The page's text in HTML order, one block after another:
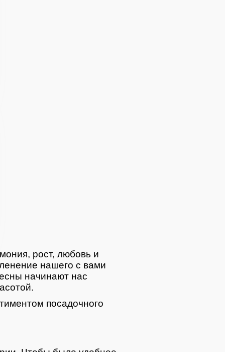
рост, любовь и
нашего с вами
начинают нас
посадочного